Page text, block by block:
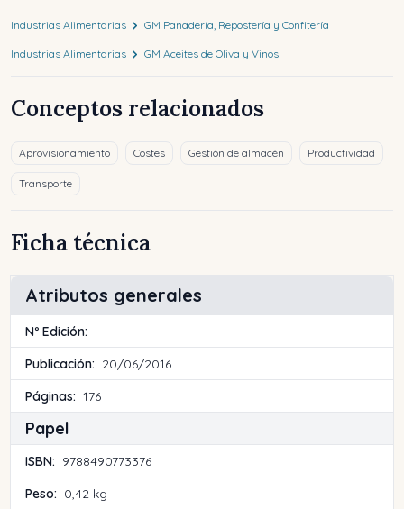
Industrias Alimentarias GM Panadería, Repostería y Confitería
Industrias Alimentarias GM Aceites de Oliva y Vinos
Conceptos relacionados
Aprovisionamiento Costes Gestión de almacén Productividad
Transporte
Ficha técnica
Atributos generales
Nº Edición: -
Publicación: 20/06/2016
Páginas: 176
Papel
ISBN: 9788490773376
Peso: 0,42 kg